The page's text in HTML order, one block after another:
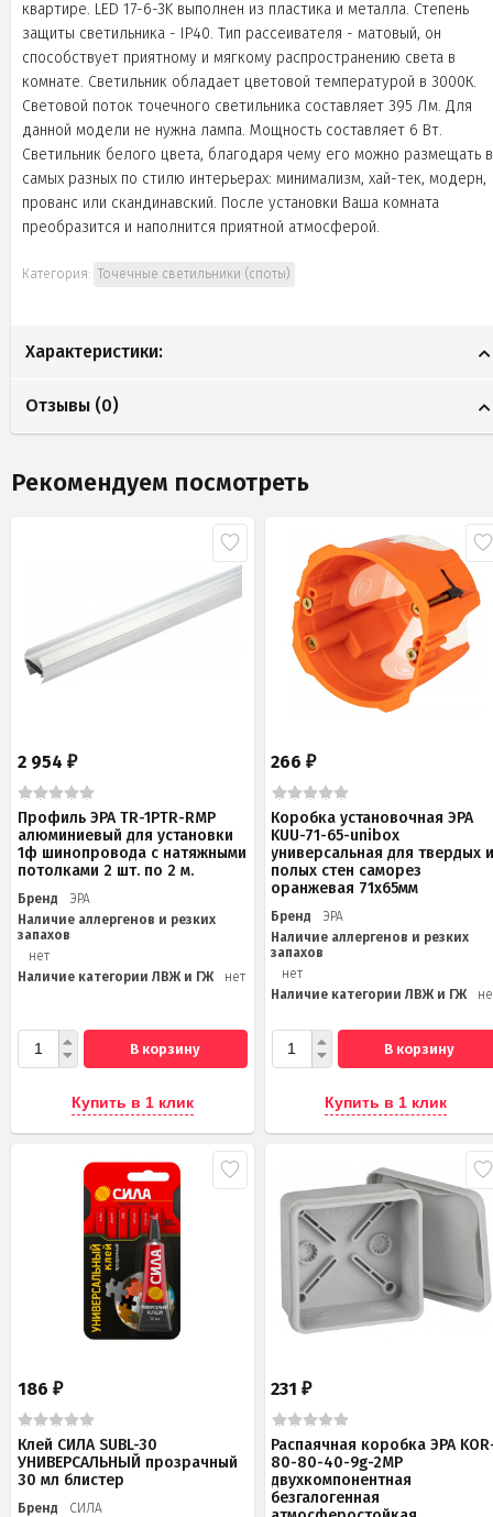
квартире. LED 17-6-3K выполнен из пластика и металла. Степень
защиты светильника - IP40. Тип рассеивателя - матовый, он
способствует приятному и мягкому распространению света в
комнате. Светильник обладает цветовой температурой в 3000К.
Световой поток точечного светильника составляет 395 Лм. Для
данной модели не нужна лампа. Мощность составляет 6 Вт.
Светильник белого цвета, благодаря чему его можно размещать в
самых разных по стилю интерьерах: минимализм, хай-тек, модерн,
прованс или скандинавский. После установки Ваша комната
преобразится и наполнится приятной атмосферой.
Категория: Точечные светильники (споты)
Характеристики:
Отзывы (0)
Рекомендуем посмотреть
2 954 ₽
Профиль ЭРА TR-1PTR-RMP
алюминиевый для установки
1ф шинопровода с натяжными
потолками 2 шт. по 2 м.
Бренд
ЭРА
Наличие аллергенов и резких
запахов
нет
Наличие категории ЛВЖ и ГЖ
нет
В корзину
Купить в 1 клик
266₽
Коробка установочная ЭРА
KUU-71-65-unibox
универсальная для твердых
полых стен саморез
оранжевая 71х65мм
Бренд
ЭРА
Наличие аллергенов и резких
запахов
нет
Наличие категории ЛВЖ и ГЖ
В корзину
Купить в 1 клик
186 ₽
Клей СИЛА SUBL-30
УНИВЕРСАЛЬНЫЙ прозрачный
30 мл блистер
Бренд СИЛА
231₽
Распаячная коробка ЭРА
80-80-40-9g-2MP
двухкомпонентная
безгалогенная